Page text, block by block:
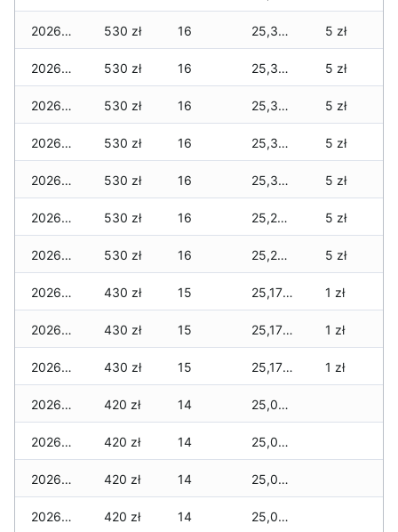
2026-01-20 530 zł 16 25,350 zł 5 zł
2026-01-19 530 zł 16 25,350 zł 5 zł
2026-01-18 530 zł 16 25,320 zł 5 zł
2026-01-17 530 zł 16 25,320 zł 5 zł
2026-01-16 530 zł 16 25,320 zł 5 zł
2026-01-15 530 zł 16 25,270 zł 5 zł
2026-01-14 530 zł 16 25,270 zł 5 zł
2026-01-13 430 zł 15 25,170 zł 1 zł
2026-01-12 430 zł 15 25,170 zł 1 zł
2026-01-11 430 zł 15 25,170 zł 1 zł
2026-01-09 420 zł 14 25,050 zł
2026-01-08 420 zł 14 25,020 zł
2026-01-07 420 zł 14 25,020 zł
2026-01-06 420 zł 14 25,020 zł